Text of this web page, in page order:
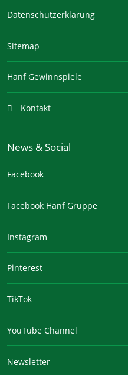
Datenschutzerklärung
Sitemap
Hanf Gewinnspiele
Kontakt
News & Social
Facebook
Facebook Hanf Gruppe
Instagram
Pinterest
TikTok
YouTube Channel
Newsletter